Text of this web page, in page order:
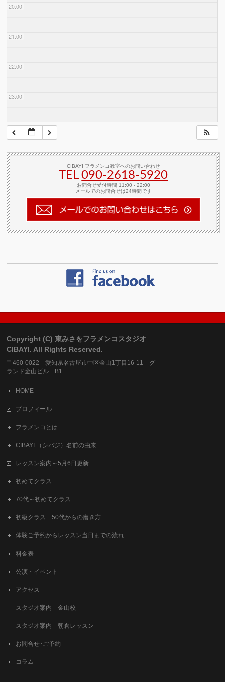
20:00
21:00
22:00
23:00
CIBAYI フラメンコ教室へのお問い合わせ
TEL090-2618‐5920
お問合せ受付時間 11:00 - 22:00
メールでのお問合せは24時間です
Copyright (C) 東みさをフラメンコスタジオ
CIBAYI. All Rights Reserved.
〒460-0022 愛知県名古屋市中区金山1丁目16-11 グ
ランド金山ビル B1
HOME
プロフィール
フラメンコとは
CIBAYI （シバジ）名前の由来
レッスン案内～5月6日更新
初めてクラス
70代～初めてクラス
初級クラス 50代からの磨き方
体験ご予約からレッスン当日までの流れ
料金表
公演・イベント
アクセス
スタジオ案内 金山校
スタジオ案内 朝倉レッスン
お問合せ･ご予約
コラム